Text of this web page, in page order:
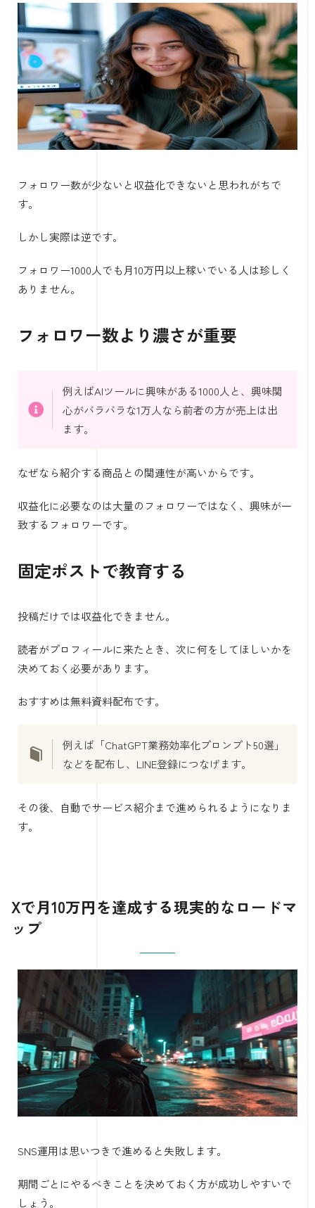
フォロワー数が少ないと収益化できないと思われがちで
す。
しかし実際は逆です。
フォロワー1000人でも月10万円以上稼いでいる人は珍しく
ありません。
フォロワー数より濃さが重要
例えばAIツールに興味がある1000人と、興味関
心がバラバラな1万人なら前者の方が売上は出
ます。
なぜなら紹介する商品との関連性が高いからです。
収益化に必要なのは大量のフォロワーではなく、興味が一
致するフォロワーです。
固定ポストで教育する
投稿だけでは収益化できません。
読者がプロフィールに来たとき、次に何をしてほしいかを
決めておく必要があります。
おすすめは無料資料配布です。
例えば「ChatGPT業務効率化プロンプト50選」
などを配布し、LINE登録につなげます。
その後、自動でサービス紹介まで進められるようになりま
す。
Xで月10万円を達成する現実的なロードマ
ップ
SNS運用は思いつきで進めると失敗します。
期間ごとにやるべきことを決めておく方が成功しやすいで
しょう。